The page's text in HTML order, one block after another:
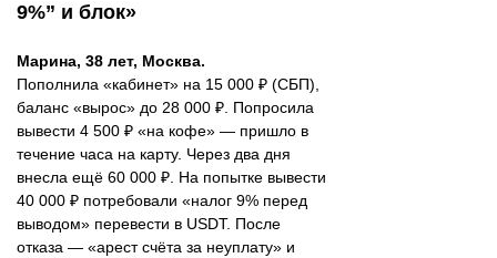
9%” и блок»
Марина, 38 лет, Москва.
Пополнила «кабинет» на 15 000 ₽ (СБП),
баланс «вырос» до 28 000 ₽. Попросила
вывести 4 500 ₽ «на кофе» — пришло в
течение часа на карту. Через два дня
внесла ещё 60 000 ₽. На попытке вывести
40 000 ₽ потребовали «налог 9% перед
выводом» перевести в USDT. После
отказа — «арест счёта за неуплату» и